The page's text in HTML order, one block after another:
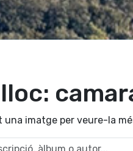
una imatge per veure-la